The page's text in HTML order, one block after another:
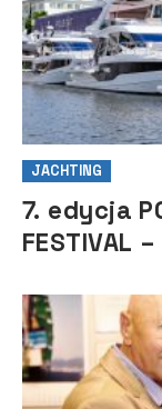
JACHTING
7. edycja
FESTIVAL